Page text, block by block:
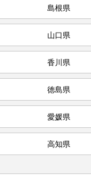
島根県
山口県
香川県
徳島県
愛媛県
高知県